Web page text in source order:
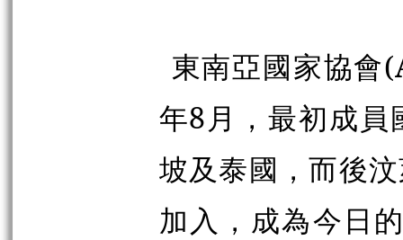
東南亞國家協會
年8月，最初成員
坡及泰國，而後
加入，成為今日